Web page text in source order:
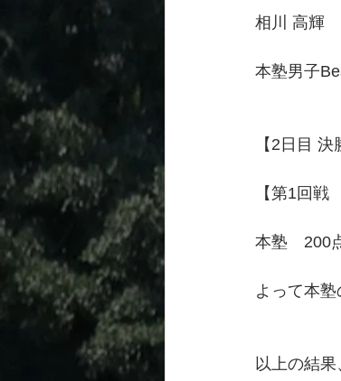
相川 高輝
本塾男子
【2日目 決
【第1回戦
本塾　200
よって本塾
以上の結果